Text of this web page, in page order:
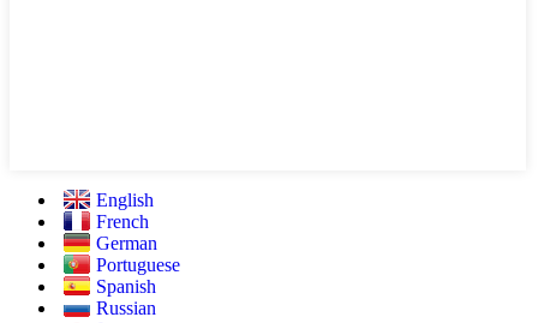
English
French
German
Portuguese
Spanish
Russian